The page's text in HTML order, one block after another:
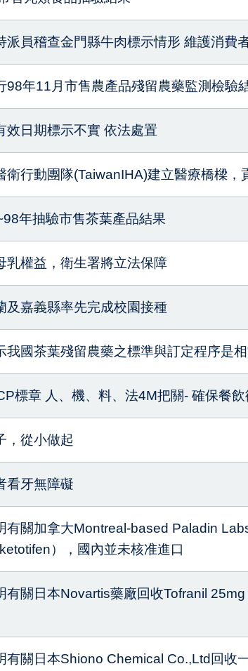
派員稽查金門縣牛肉標示情形 維護消費
98年11月市售農產品殘留農藥監測檢驗
效日期標示不實 依法處置
衛行動團隊(TaiwanIHA)建立醫療橋樑，
年抽驗市售茶葉產品結果
乳權益，衛生署將立法保障
及嘉義縣率先完成校園接種
我國茶葉殘留農藥之標準與訂定程序是
標章 人、機、料、法4M把關- 確保餐
，從小做起
看牙無障礙
有關加拿大Montreal-based Paladin
），國內並未核准進口
有關日本Novartis藥廠回收Tofranil
有關日本Shiono Chemical Co.,Ltd回收